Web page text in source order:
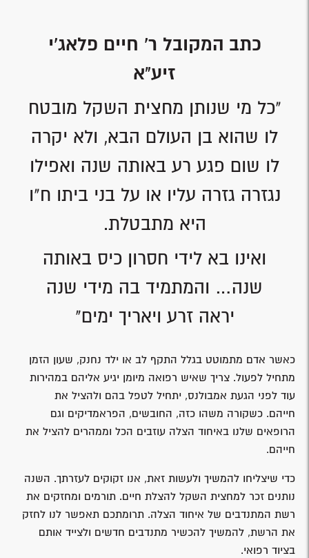
כתב המקובל ר' חיים פלאג'י
זיע"א
"כל מי שנותן מחצית השקל מובטח
לו שהוא בן העולם הבא, ולא יקרה
לו שום פגע רע באותה שנה ואפילו
נגזרה גזרה עליו או על בני ביתו ח"ו
היא מתבטלת.
ואינו בא לידי חסרון כיס באותה
שנה… והמתמיד בה מידי שנה
יראה זרע ויאריך ימים"
כאשר אדם מתמוטט בגלל התקף לב או ילד נחנק, שעון הזמן
מתחיל לפעול. צריך שאיש רפואה מיומן יגיע אליהם במהירות
עוד לפני הגעת אמבולנס, יתחיל לטפל בהם ולהציל את
חייהם. כשקורה משהו כזה, החובשים, הפראמדיקים וגם
הרופאים שלנו באיחוד הצלה עוזבים הכל וממהרים להציל את
חייהם.
כדי שיצליחו להמשיך ולעשות זאת, אנו זקוקים לעזרתך. השנה
נותנים זכר למחצית השקל להצלת חיים. תורמים ומחזקים את
רשת המתנדבים של איחוד הצלה. תרומתכם תאפשר לנו לחזק
את הרשת, להמשיך להכשיר מתנדבים חדשים ולצייד אותם
בציוד רפואי.